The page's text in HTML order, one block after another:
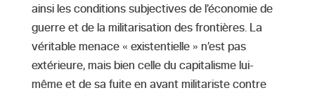
ainsi les conditions subjectives de l’économie de
guerre et de la militarisation des frontières. La
véritable menace « existentielle » n’est pas
extérieure, mais bien celle du capitalisme lui-
même et de sa fuite en avant militariste contre